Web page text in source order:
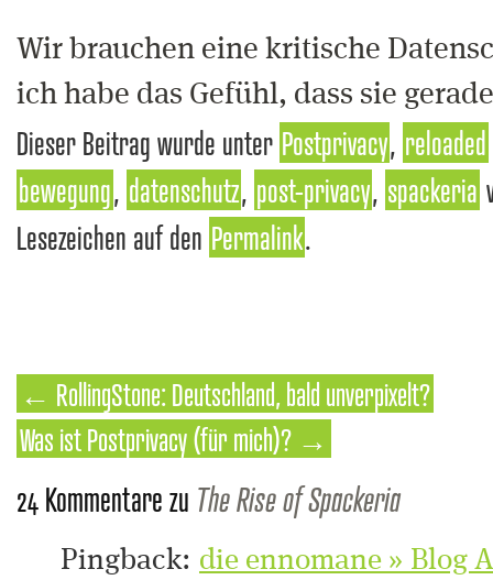
Wir brauchen eine kritische
ich habe das Gefühl, dass sie
Dieser Beitrag wurde unter Postprivacy, reloaded
bewegung, datenschutz, post-privacy, spackeria
Lesezeichen auf den Permalink.
← RollingStone: Deutschland, bald unverpixelt?
Was ist Postprivacy (für mich)? →
24 Kommentare zu The Rise of Spackeria
Pingback: die ennomane » Blog